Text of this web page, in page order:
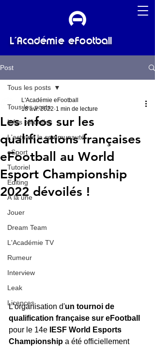
L'Académie eFootball
Post
Tous les posts
Infos officielles
L'actu de la communauté
eSport
Tutoriel
Editing
À la une
Jouer
Dream Team
L'Académie TV
Rumeur
Interview
Leak
Licences
Tous les posts
Les infos sur les
qualifications françaises
eFootball au World
Esport Championship
2022 dévoilés !
L'Académie eFootball
18 avr. 2022 1 min de lecture
L'organisation d'un tournoi de
qualification française sur eFootball
pour le 14e
IESF World Esports
Championship a été officiellement